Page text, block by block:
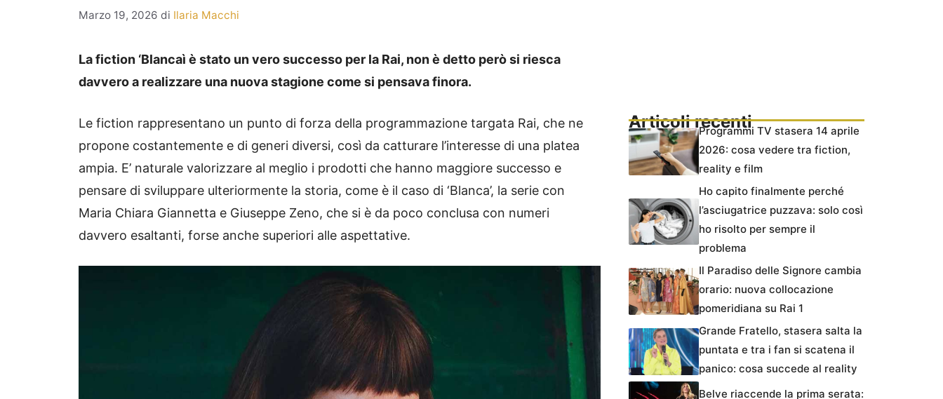
Marzo 19, 2026 di Ilaria Macchi
La fiction ‘Blancaì è stato un vero successo per la Rai, non è detto però si riesca
davvero a realizzare una nuova stagione come si pensava finora.
Le fiction rappresentano un punto di forza della programmazione targata Rai, che ne
propone costantemente e di generi diversi, così da catturare l’interesse di una platea
ampia. E’ naturale valorizzare al meglio i prodotti che hanno maggiore successo e
pensare di sviluppare ulteriormente la storia, come è il caso di ‘Blanca’, la serie con
Maria Chiara Giannetta e Giuseppe Zeno, che si è da poco conclusa con numeri
davvero esaltanti, forse anche superiori alle aspettative.
Articoli recentiProgrammi TV stasera 14 aprile
2026: cosa vedere tra fiction,
reality e film
Ho capito finalmente perché
l’asciugatrice puzzava: solo così
ho risolto per sempre il
problema
Il Paradiso delle Signore cambia
orario: nuova collocazione
pomeridiana su Rai 1
Grande Fratello, stasera salta la
puntata e tra i fan si scatena il
panico: cosa succede al reality
Belve riaccende la prima serata: